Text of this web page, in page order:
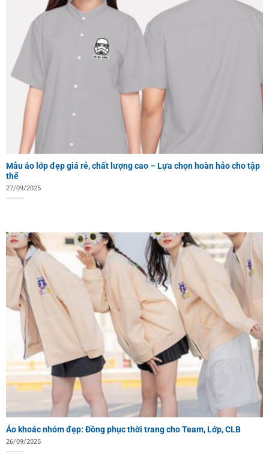
Mẫu áo lớp đẹp giá rẻ, chất lượng cao – Lựa chọn hoàn hảo cho tập
thể
27/09/2025
Áo khoác nhóm đẹp: Đồng phục thời trang cho Team, Lớp, CLB
26/09/2025